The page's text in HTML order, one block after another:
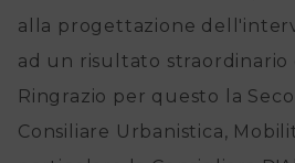
alla progettazione
ad un risultato straordinario
Ringrazio per questo la
Consiliare Urbanistica,